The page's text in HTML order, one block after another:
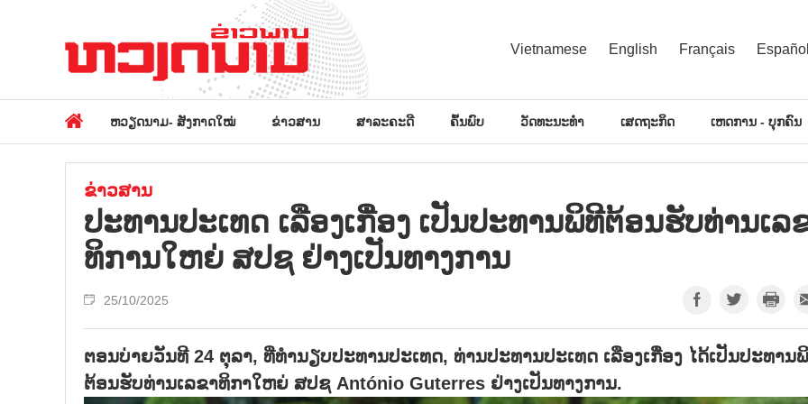
Vietnamese English Français
ຫວຽດນາມ- ສັງກາດໃໝ່ ຂ່າວສານ ສາລະຄະດີ ຄົ້ນພົບ ວັດທະນະທຳ ເສດຖະກິດ ເຫດການ - ບຸກຄົນ
ຂ່າວສານ
ປະ​ທານ​ປະ​ເທດ ເລືອງ​ເກື່ອງ ເປັນ​ປະ​ທານ​ພິ​ທີ​ຕ້ອນ​ຮັບ​ທ່ານ​ເລ​
ທິ​ການ​ໃຫຍ່ ສ​ປ​ຊ ຢ່າງ​ເປັນ​ທາງ​ການ
25/10/2025
ຕອນບ່າຍວັນທີ 24 ຕຸລາ, ທີ່ທຳນຽບປະທານປະເທດ, ທ່ານປະທານປະເທດ ເລືອງເກື່ອງ ໄດ້ເປັນປະທານ
ຕ້ອນຮັບທ່ານເລຂາທິກາໃຫຍ່ ສປຊ António Guterres ຢ່າງເປັນທາງການ.